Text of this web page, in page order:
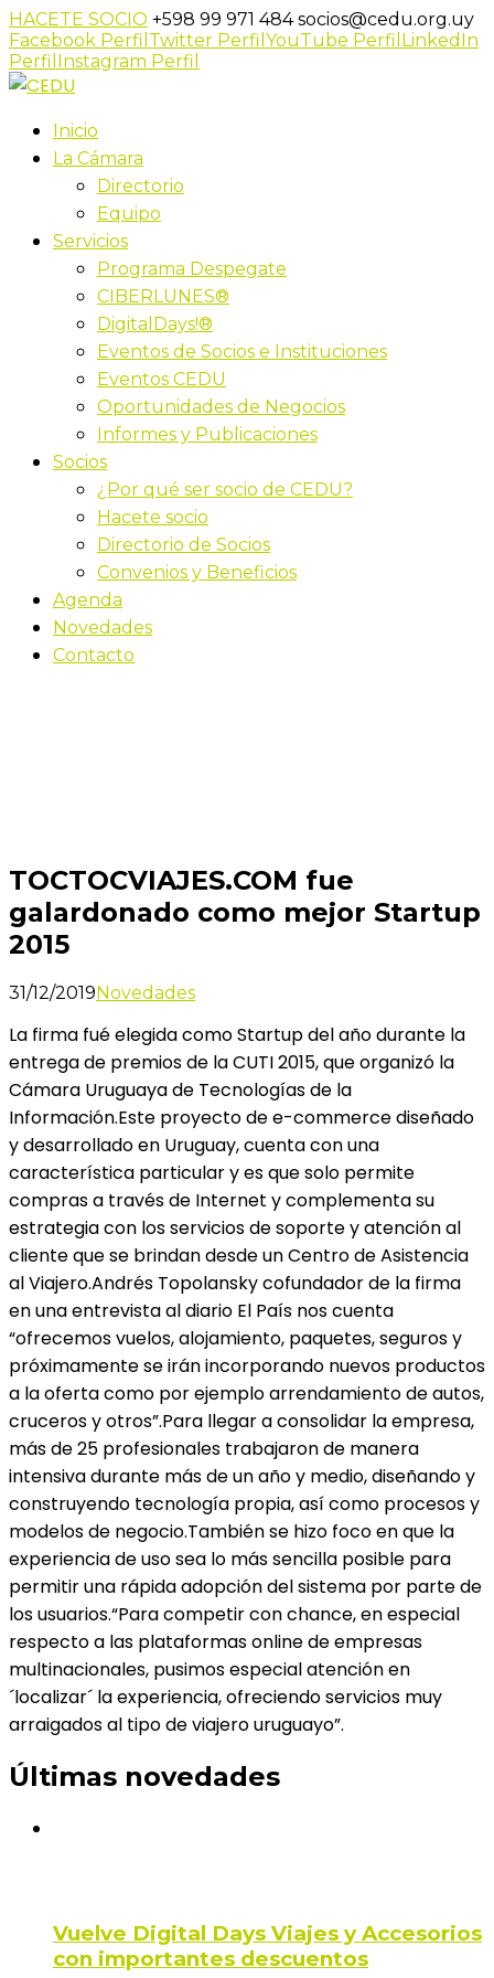
HACETE SOCIO +598 99 971 484socios@cedu.org.uy
Facebook Perfil Twitter Perfil YouTube Perfil LinkedIn
Perfil Instagram Perfil
Inicio
La Cámara
Directorio
Equipo
Servicios
Programa Despegate
CIBERLUNES®
DigitalDays!®
Eventos de Socios e Instituciones
Eventos CEDU
Oportunidades de Negocios
Informes y Publicaciones
Socios
¿Por qué ser socio de CEDU?
Hacete socio
Directorio de Socios
Convenios y Beneficios
Agenda
Novedades
Contacto
TOCTOCVIAJES.COM fue
galardonado como mejor Startup
2015
31/12/2019Novedades
La firma fué elegida como Startup del año durante la
entrega de premios de la CUTI 2015, que organizó la
Cámara Uruguaya de Tecnologías de la
Información.Este proyecto de e-commerce diseñado
y desarrollado en Uruguay, cuenta con una
característica particular y es que solo permite
compras a través de Internet y complementa su
estrategia con los servicios de soporte y atención al
cliente que se brindan desde un Centro de Asistencia
al Viajero.Andrés Topolansky cofundador de la firma
en una entrevista al diario El País nos cuenta
“ofrecemos vuelos, alojamiento, paquetes, seguros y
próximamente se irán incorporando nuevos productos
a la oferta como por ejemplo arrendamiento de autos,
cruceros y otros”.Para llegar a consolidar la empresa,
más de 25 profesionales trabajaron de manera
intensiva durante más de un año y medio, diseñando y
construyendo tecnología propia, así como procesos y
modelos de negocio.También se hizo foco en que la
experiencia de uso sea lo más sencilla posible para
permitir una rápida adopción del sistema por parte de
los usuarios.“Para competir con chance, en especial
respecto a las plataformas online de empresas
multinacionales, pusimos especial atención en
´localizar´ la experiencia, ofreciendo servicios muy
arraigados al tipo de viajero uruguayo”.
Últimas novedades
Vuelve Digital Days Viajes y Accesorios
con importantes descuentos